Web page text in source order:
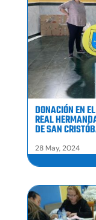
DONACIÓN EN
REAL
DE SAN
28 May, 2024